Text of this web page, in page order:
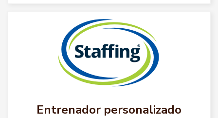
Entrenador personalizado